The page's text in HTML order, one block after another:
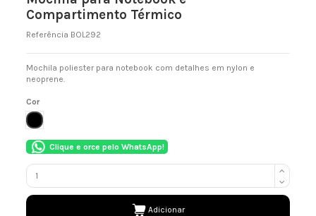
Compartimento Térmico
Referência BOL292
Mochila poliester para notebook com detalhes em nylon e
neoprene.
Cor
PRETO
Clique e orce pelo WhatsApp!
Adicionar